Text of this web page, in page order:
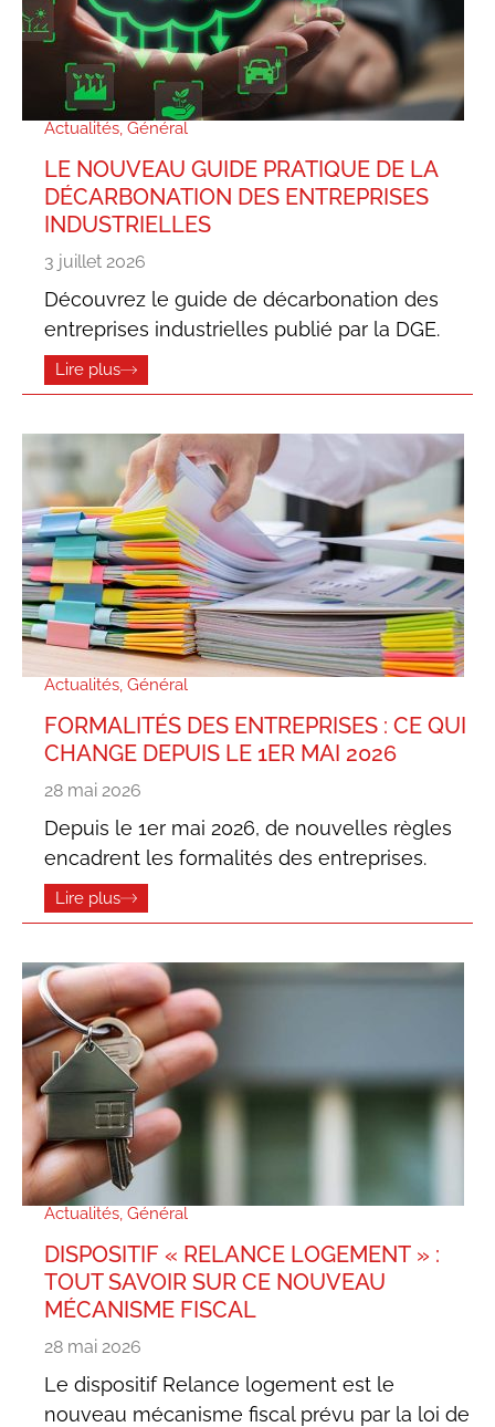
Actualités,Général
LE NOUVEAU GUIDE PRATIQUE DE LA
DÉCARBONATION DES ENTREPRISES
INDUSTRIELLES
3 juillet 2026
Découvrez le guide de décarbonation des
entreprises industrielles publié par la DGE.
Lire plus
Actualités,Général
FORMALITÉS DES ENTREPRISES : CE QUI
CHANGE DEPUIS LE 1ER MAI 2026
28 mai 2026
Depuis le 1er mai 2026, de nouvelles règles
encadrent les formalités des entreprises.
Lire plus
Actualités ,Général
DISPOSITIF « RELANCE LOGEMENT » :
TOUT SAVOIR SUR CE NOUVEAU
MÉCANISME FISCAL
28 mai 2026
Le dispositif Relance logement est le
nouveau mécanisme fiscal prévu par la loi de